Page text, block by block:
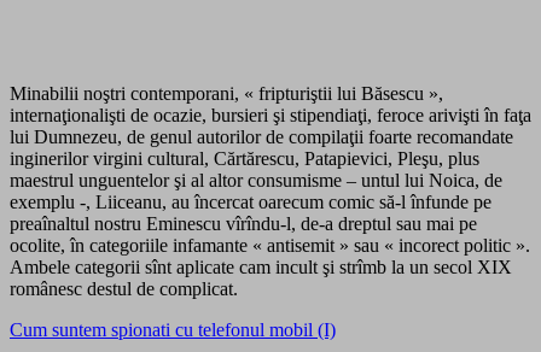
Minabilii noştri contemporani, « fripturiştii lui Băsescu »,
internaţionalişti de ocazie, bursieri şi stipendiaţi, feroce arivişti în faţa
lui Dumnezeu, de genul autorilor de compilaţii foarte recomandate
inginerilor virgini cultural, Cărtărescu, Patapievici, Pleşu, plus
maestrul unguentelor şi al altor consumisme – untul lui Noica, de
exemplu -, Liiceanu, au încercat oarecum comic să-l înfunde pe
preaînaltul nostru Eminescu vîrîndu-l, de-a dreptul sau mai pe
ocolite, în categoriile infamante « antisemit » sau « incorect politic ».
Ambele categorii sînt aplicate cam incult şi strîmb la un secol XIX
românesc destul de complicat.
Cum suntem spionati cu telefonul mobil (I)